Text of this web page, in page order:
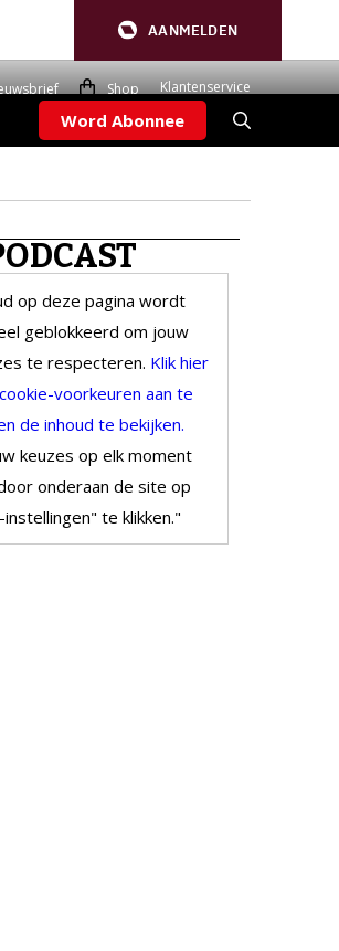
AANMELDEN
Shop Klantenservice
Word Abonnee
op deze pagina wordt
geblokkeerd om jouw
te respecteren. Klik hier
voorkeuren aan te
de inhoud te bekijken.
keuzes op elk moment
onderaan de site op
instellingen" te klikken."